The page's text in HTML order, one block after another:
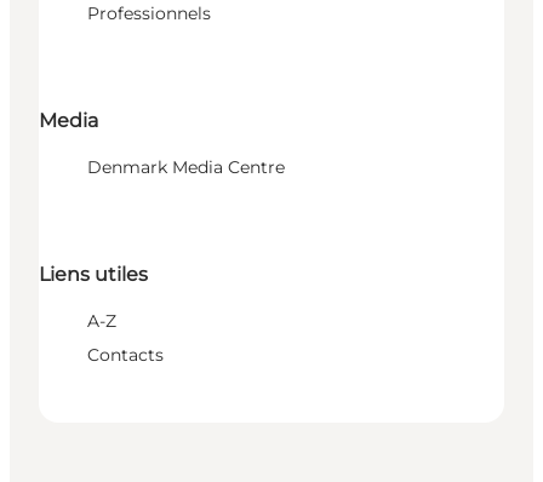
Professionnels
Media
Denmark Media Centre
Liens utiles
A-Z
Contacts